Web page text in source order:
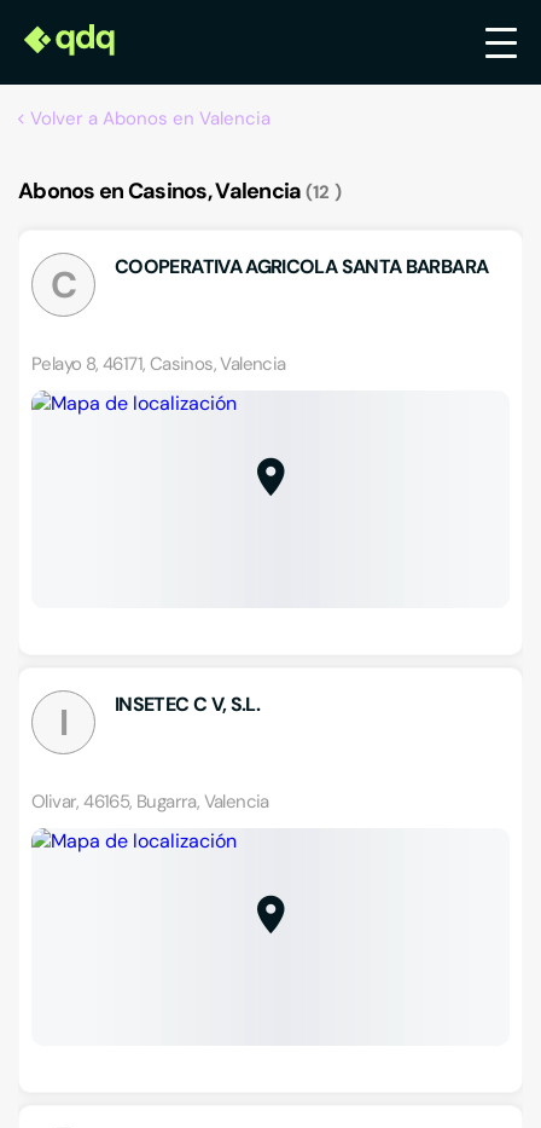
Volver a Abonos en Valencia
Abonos en Casinos, Valencia 12
C COOPERATIVA AGRICOLA SANTA BARBARA
Pelayo 8, 46171, Casinos, Valencia
I INSETEC C V, S.L.
Olivar, 46165, Bugarra, Valencia